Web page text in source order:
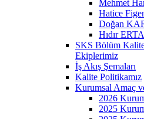
Mehmet
Hatice
Doğan
Hıdır
SKS Bölüm
Ekiplerimiz
İş Akış Şemaları
Kalite Politikamız
Kurumsal Amaç
2026
2025